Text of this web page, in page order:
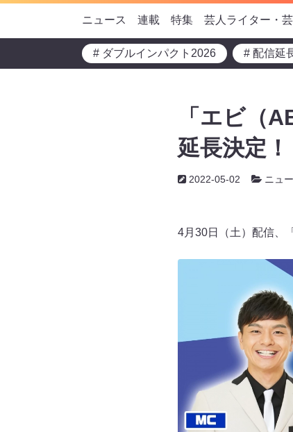
ニュース 連載 特集 芸人ライター・
# ダブルインパクト2026 # 配信延
「エビ（
延長決定！
2022-05-02 ニュ
4月30日（土）配信、